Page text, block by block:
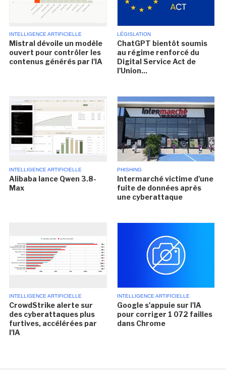
INTELLIGENCE ARTIFICIELLE
Mistral dévoile un modèle
ouvert pour contrôler les
contenus générés par l'IA
LÉGISLATION
ChatGPT bientôt soumis
au régime renforcé du
Digital Service Act de
l'Union...
INTELLIGENCE ARTIFICIELLE
Alibaba lance Qwen 3.8-
Max
PHISHING
Intermarché victime d'une
fuite de données après
une cyberattaque
INTELLIGENCE ARTIFICIELLE
CrowdStrike alerte sur
des cyberattaques plus
furtives, accélérées par
l'IA
INTELLIGENCE ARTIFICIELLE
Google s'appuie sur l'IA
pour corriger 1 072 failles
dans Chrome